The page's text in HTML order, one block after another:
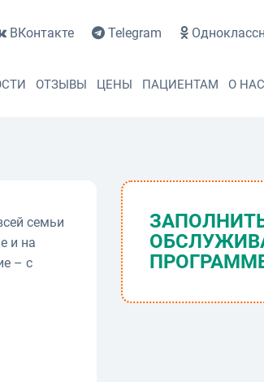
ВКонтакте Telegram
ОТЗЫВЫ ЦЕНЫ ПАЦИЕНТАМ О НАС
семьи
и на
– с